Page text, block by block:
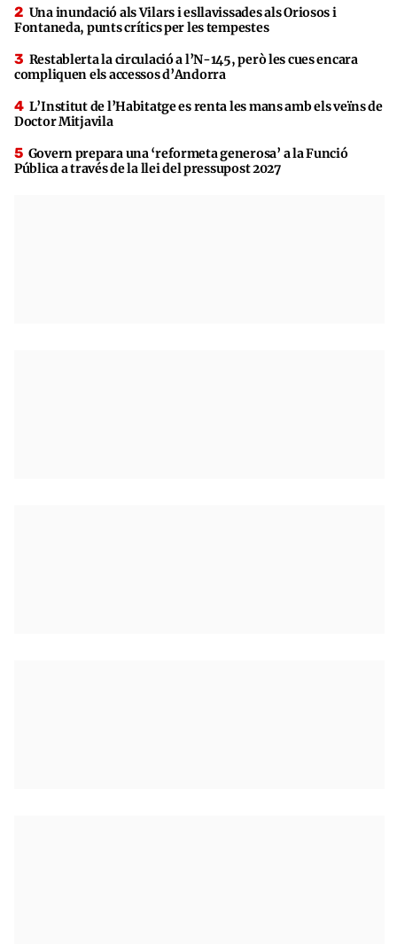
Una inundació als Vilars i esllavissades als Oriosos i
Fontaneda, punts crítics per les tempestes
Restablerta la circulació a l’N-145, però les cues encara
compliquen els accessos d’Andorra
L’Institut de l’Habitatge es renta les mans amb els veïns de
Doctor Mitjavila
Govern prepara una ‘reformeta generosa’ a la Funció
Pública a través de la llei del pressupost 2027